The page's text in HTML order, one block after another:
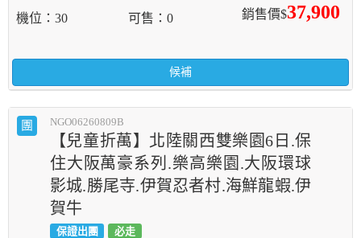
銷售價$37,900
機位 30 可售 0
候補
團 NGO06260809B
【兒童折萬】北陸關西雙樂園6日.保
住大阪萬豪系列.樂高樂園.大阪環球
影城.勝尾寺.伊賀忍者村.海鮮龍蝦.伊
賀牛
保證出團 必走